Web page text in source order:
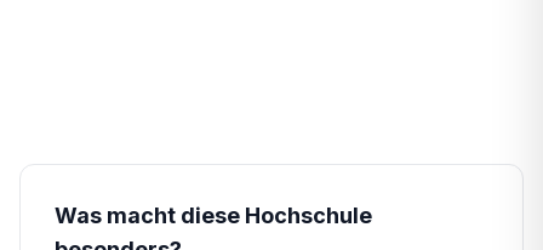
Was macht diese Hochschule